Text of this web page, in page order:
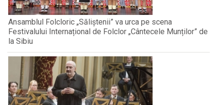
Ansamblul Folcloric „Săliștenii” va urca pe scena
Festivalului Internațional de Folclor „Cântecele Munților” de
la Sibiu